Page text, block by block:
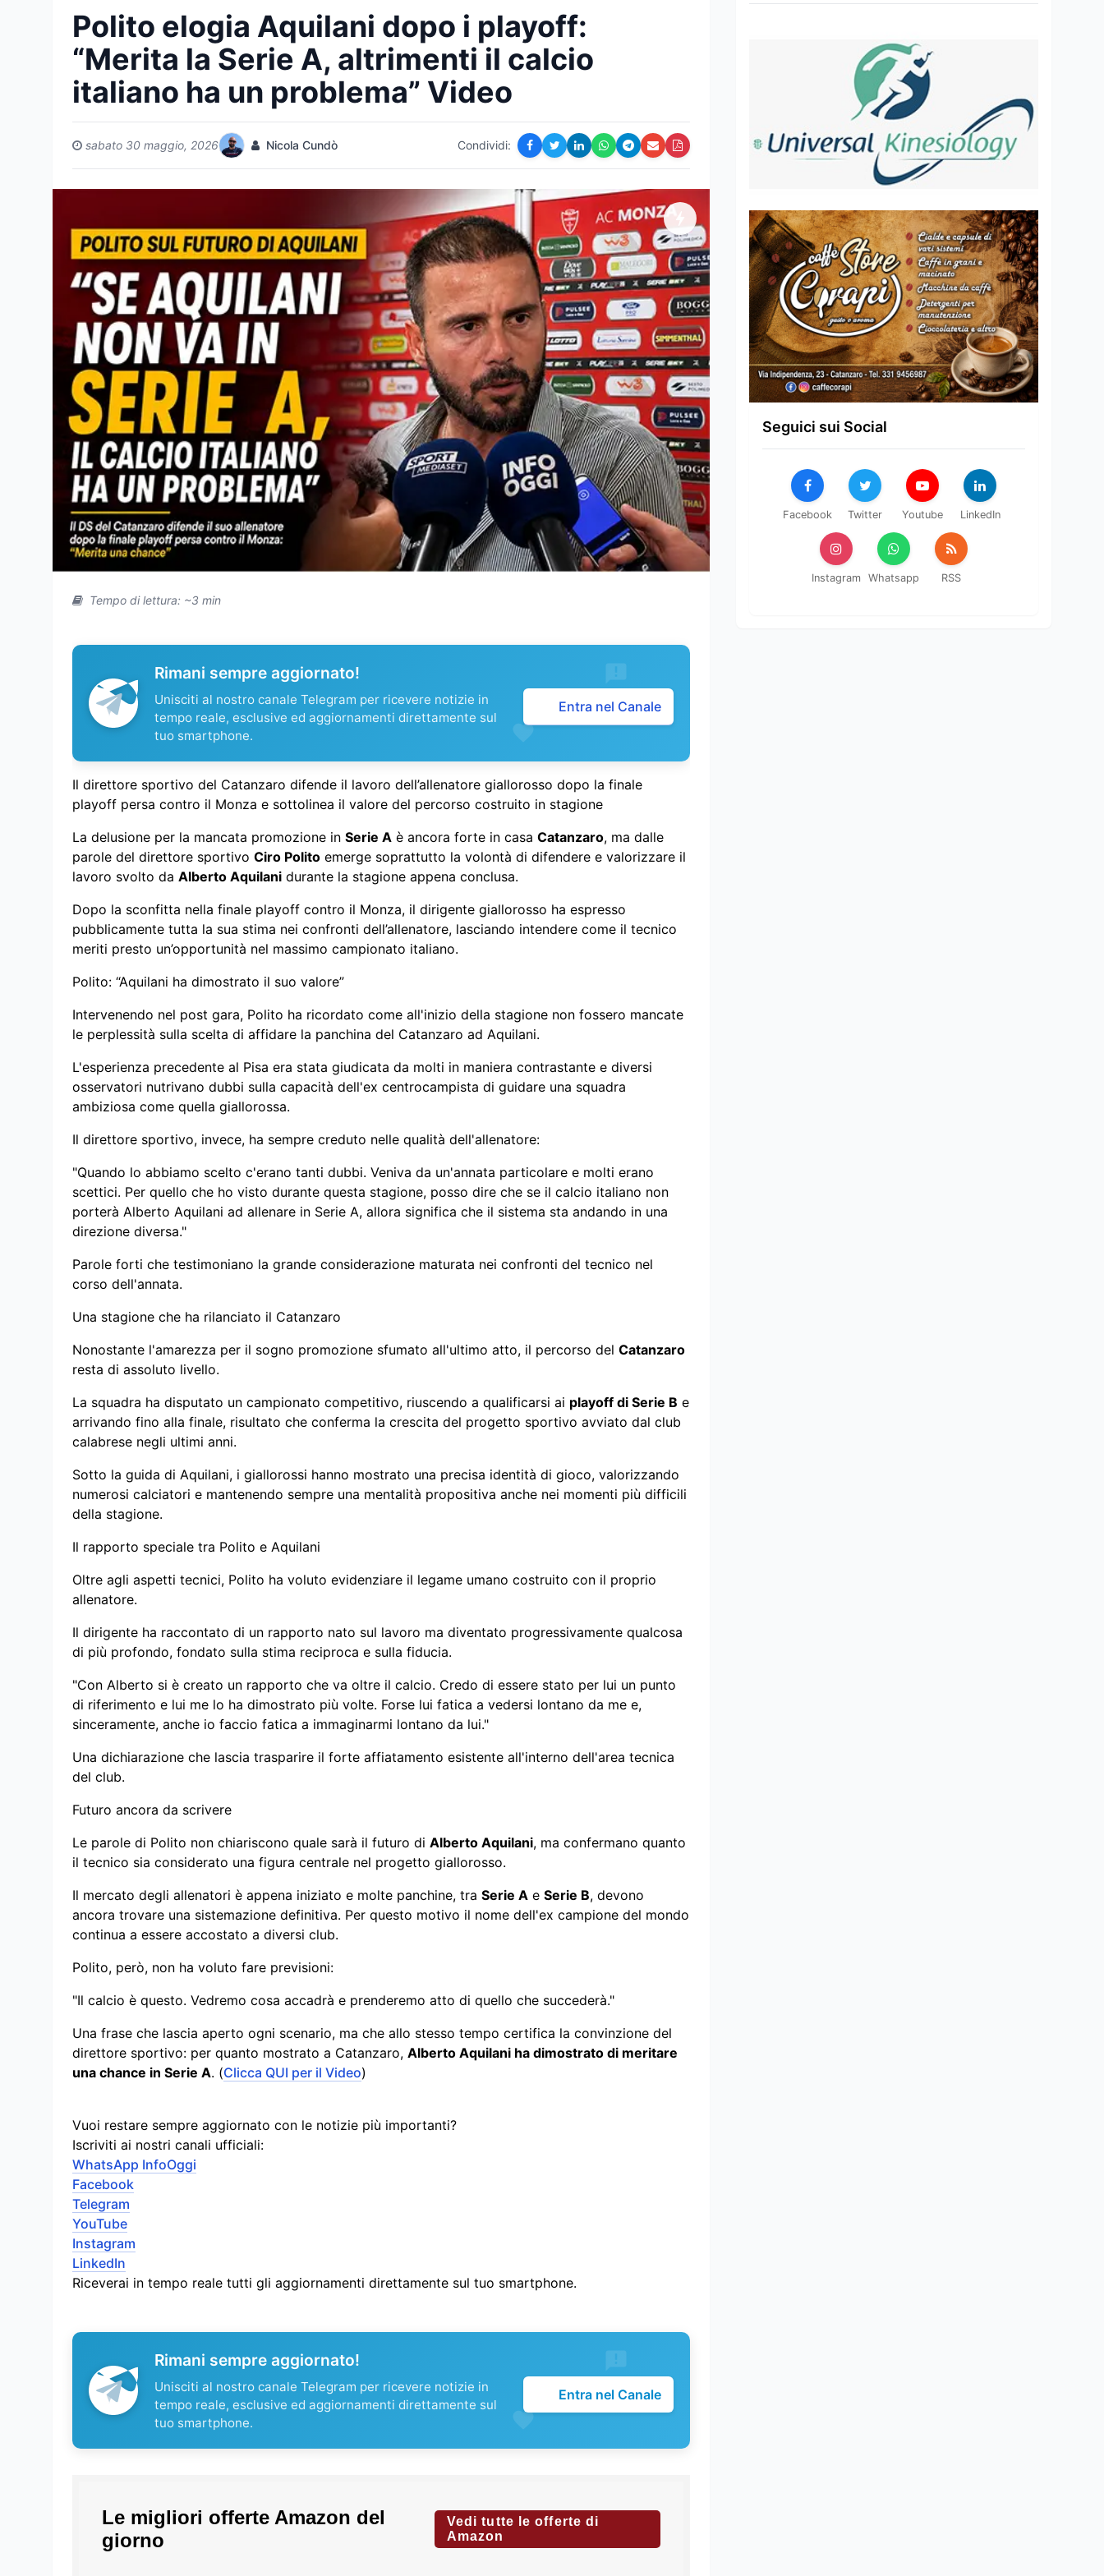
Polito elogia Aquilani dopo i playoff:
“Merita la Serie A, altrimenti il calcio
italiano ha un problema” Video
sabato 30 maggio, 2026 Nicola Cundò Condividi:
Tempo di lettura: ~3 min
Rimani sempre aggiornato!
Unisciti al nostro canale Telegram per ricevere notizie in
tempo reale, esclusive ed aggiornamenti direttamente sul
tuo smartphone.
Entra nel Canale
Il direttore sportivo del Catanzaro difende il lavoro dell’allenatore giallorosso dopo la finale
playoff persa contro il Monza e sottolinea il valore del percorso costruito in stagione
La delusione per la mancata promozione in Serie A è ancora forte in casa Catanzaro, ma dalle
parole del direttore sportivo Ciro Polito emerge soprattutto la volontà di difendere e valorizzare il
lavoro svolto da Alberto Aquilani durante la stagione appena conclusa.
Dopo la sconfitta nella finale playoff contro il Monza, il dirigente giallorosso ha espresso
pubblicamente tutta la sua stima nei confronti dell’allenatore, lasciando intendere come il tecnico
meriti presto un’opportunità nel massimo campionato italiano.
Polito: “Aquilani ha dimostrato il suo valore”
Intervenendo nel post gara, Polito ha ricordato come all'inizio della stagione non fossero mancate
le perplessità sulla scelta di affidare la panchina del Catanzaro ad Aquilani.
L'esperienza precedente al Pisa era stata giudicata da molti in maniera contrastante e diversi
osservatori nutrivano dubbi sulla capacità dell'ex centrocampista di guidare una squadra
ambiziosa come quella giallorossa.
Il direttore sportivo, invece, ha sempre creduto nelle qualità dell'allenatore:
"Quando lo abbiamo scelto c'erano tanti dubbi. Veniva da un'annata particolare e molti erano
scettici. Per quello che ho visto durante questa stagione, posso dire che se il calcio italiano non
porterà Alberto Aquilani ad allenare in Serie A, allora significa che il sistema sta andando in una
direzione diversa."
Parole forti che testimoniano la grande considerazione maturata nei confronti del tecnico nel
corso dell'annata.
Una stagione che ha rilanciato il Catanzaro
Nonostante l'amarezza per il sogno promozione sfumato all'ultimo atto, il percorso del Catanzaro
resta di assoluto livello.
La squadra ha disputato un campionato competitivo, riuscendo a qualificarsi ai playoff di Serie B e
arrivando fino alla finale, risultato che conferma la crescita del progetto sportivo avviato dal club
calabrese negli ultimi anni.
Sotto la guida di Aquilani, i giallorossi hanno mostrato una precisa identità di gioco, valorizzando
numerosi calciatori e mantenendo sempre una mentalità propositiva anche nei momenti più difficili
della stagione.
Il rapporto speciale tra Polito e Aquilani
Oltre agli aspetti tecnici, Polito ha voluto evidenziare il legame umano costruito con il proprio
allenatore.
Il dirigente ha raccontato di un rapporto nato sul lavoro ma diventato progressivamente qualcosa
di più profondo, fondato sulla stima reciproca e sulla fiducia.
"Con Alberto si è creato un rapporto che va oltre il calcio. Credo di essere stato per lui un punto
di riferimento e lui me lo ha dimostrato più volte. Forse lui fatica a vedersi lontano da me e,
sinceramente, anche io faccio fatica a immaginarmi lontano da lui."
Una dichiarazione che lascia trasparire il forte affiatamento esistente all'interno dell'area tecnica
del club.
Futuro ancora da scrivere
Le parole di Polito non chiariscono quale sarà il futuro di Alberto Aquilani, ma confermano quanto
il tecnico sia considerato una figura centrale nel progetto giallorosso.
Il mercato degli allenatori è appena iniziato e molte panchine, tra Serie A e Serie B, devono
ancora trovare una sistemazione definitiva. Per questo motivo il nome dell'ex campione del mondo
continua a essere accostato a diversi club.
Polito, però, non ha voluto fare previsioni:
"Il calcio è questo. Vedremo cosa accadrà e prenderemo atto di quello che succederà."
Una frase che lascia aperto ogni scenario, ma che allo stesso tempo certifica la convinzione del
direttore sportivo: per quanto mostrato a Catanzaro, Alberto Aquilani ha dimostrato di meritare
una chance in Serie A. (Clicca QUI per il Video)
Vuoi restare sempre aggiornato con le notizie più importanti?
Iscriviti ai nostri canali ufficiali:
WhatsApp InfoOggi
Facebook
Telegram
YouTube
Instagram
LinkedIn
Riceverai in tempo reale tutti gli aggiornamenti direttamente sul tuo smartphone.
Rimani sempre aggiornato!
Unisciti al nostro canale Telegram per ricevere notizie in
tempo reale, esclusive ed aggiornamenti direttamente sul
tuo smartphone.
Entra nel Canale
Seguici sui Social
Facebook Twitter Youtube LinkedIn
Instagram Whatsapp RSS